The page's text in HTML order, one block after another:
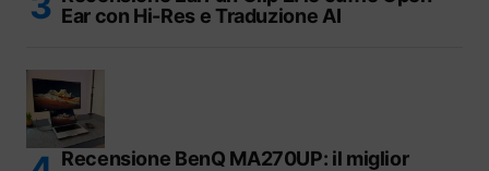
Ear con Hi-Res e Traduzione AI
Recensione BenQ MA270UP: il miglior